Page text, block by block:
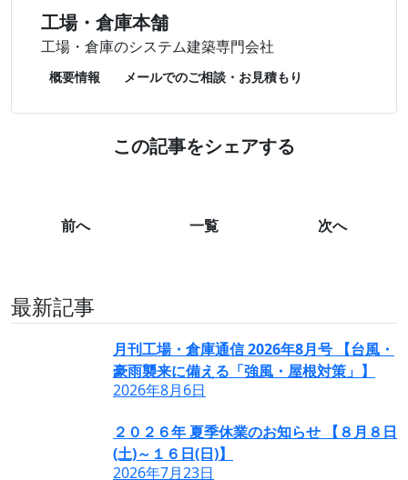
工場・倉庫本舗
工場・倉庫のシステム建築専門会社
概要情報 メールでのご相談・お見積もり
この記事をシェアする
前へ 一覧 次へ
最新記事
月刊工場・倉庫通信 2026年8月号 【台風・
豪雨襲来に備える「強風・屋根対策」】
2026年8月6日
２０２６年 夏季休業のお知らせ 【８月８日
(土)～１６日(日)】
2026年7月23日